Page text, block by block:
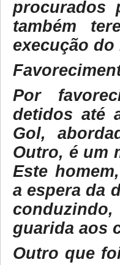
procurados
também
execução do
Por
detidos até
Gol,
Outro, é um
Este
a espera da
guarida aos
Outro que